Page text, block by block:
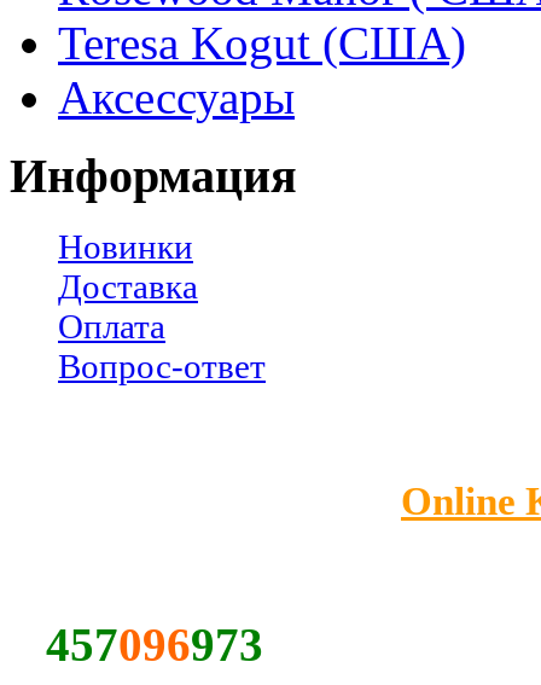
Teresa Kogut (США)
Аксессуары
Информация
Новинки
Доставка
Оплата
Вопрос-ответ
Online
457096973